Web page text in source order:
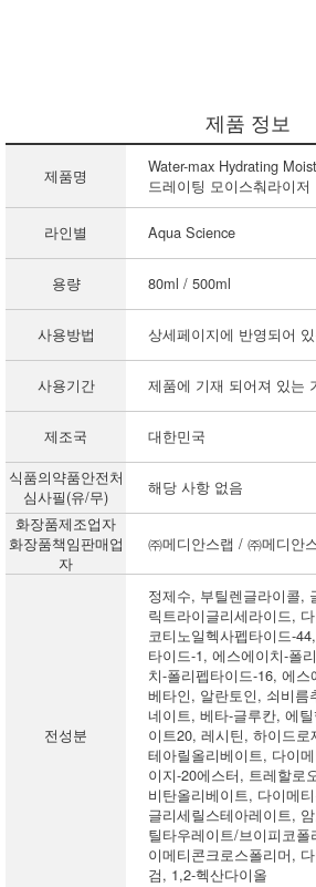
제품 정보
제품명
Water-max Hydrating
드레이팅 모이스춰라이저
라인별 Aqua Science
용량 80ml / 500ml
사용방법 상세페이지에 반영되어
사용기간 제품에 기재 되어져 있는
제조국
대한민국
식품의약품안전처
심사필(유/무)
해당 사항 없음
화장품제조업자
화장품책임판매업
자
㈜메디안스랩 / ㈜메디안
전성분
정제수, 부틸렌글라이콜,
릭트라이글리세라이드,
코티노일헥사펩타이드-
타이드-1, 에스에이치-폴
치-폴리펩타이드-16, 에
베타인, 알란토인, 쇠비름
네이트, 베타-글루칸, 에
이트20, 레시틴, 하이드
테아릴올리베이트, 다이
이지-20에스터, 트레할로
비탄올리베이트, 다이메
글리세릴스테아레이트,
틸타우레이트/브이피코
이메티콘크로스폴리머,
검, 1,2-헥산다이올